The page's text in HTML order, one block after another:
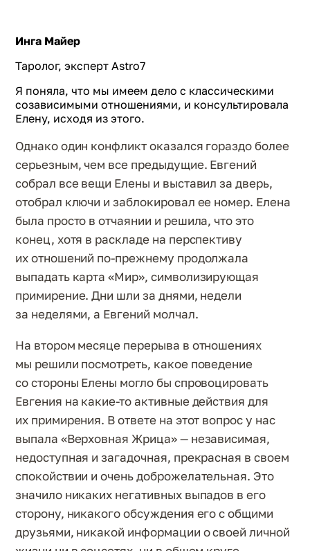
Инга Майер
Таролог, эксперт Astro7
Я поняла, что мы имеем дело с классическими
созависимыми отношениями, и консультировала
Елену, исходя из этого.
Однако один конфликт оказался гораздо более
серьезным, чем все предыдущие. Евгений
собрал все вещи Елены и выставил за дверь,
отобрал ключи и заблокировал ее номер. Елена
была просто в отчаянии и решила, что это
конец, хотя в раскладе на перспективу
их отношений по-прежнему продолжала
выпадать карта «Мир», символизирующая
примирение. Дни шли за днями, недели
за неделями, а Евгений молчал.
На втором месяце перерыва в отношениях
мы решили посмотреть, какое поведение
со стороны Елены могло бы спровоцировать
Евгения на какие-то активные действия для
их примирения. В ответе на этот вопрос у нас
выпала «Верховная Жрица» — независимая,
недоступная и загадочная, прекрасная в своем
спокойствии и очень доброжелательная. Это
значило никаких негативных выпадов в его
сторону, никакого обсуждения его с общими
друзьями, никакой информации о своей личной